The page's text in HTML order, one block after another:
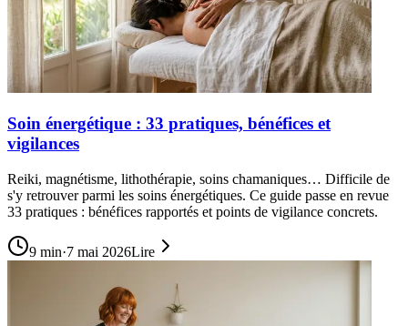
Soin énergétique : 33 pratiques, bénéfices et
vigilances
Reiki, magnétisme, lithothérapie, soins chamaniques… Difficile de
s'y retrouver parmi les soins énergétiques. Ce guide passe en revue
33 pratiques : bénéfices rapportés et points de vigilance concrets.
9 min·7 mai 2026Lire